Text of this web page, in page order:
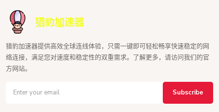
猎豹加速器提供高效全球连线体验，只需一键即可轻松畅享快速稳定的网
络连接，满足您对速度和稳定性的双重需求。了解更多，请访问我们的官
方网站。
Subscribe